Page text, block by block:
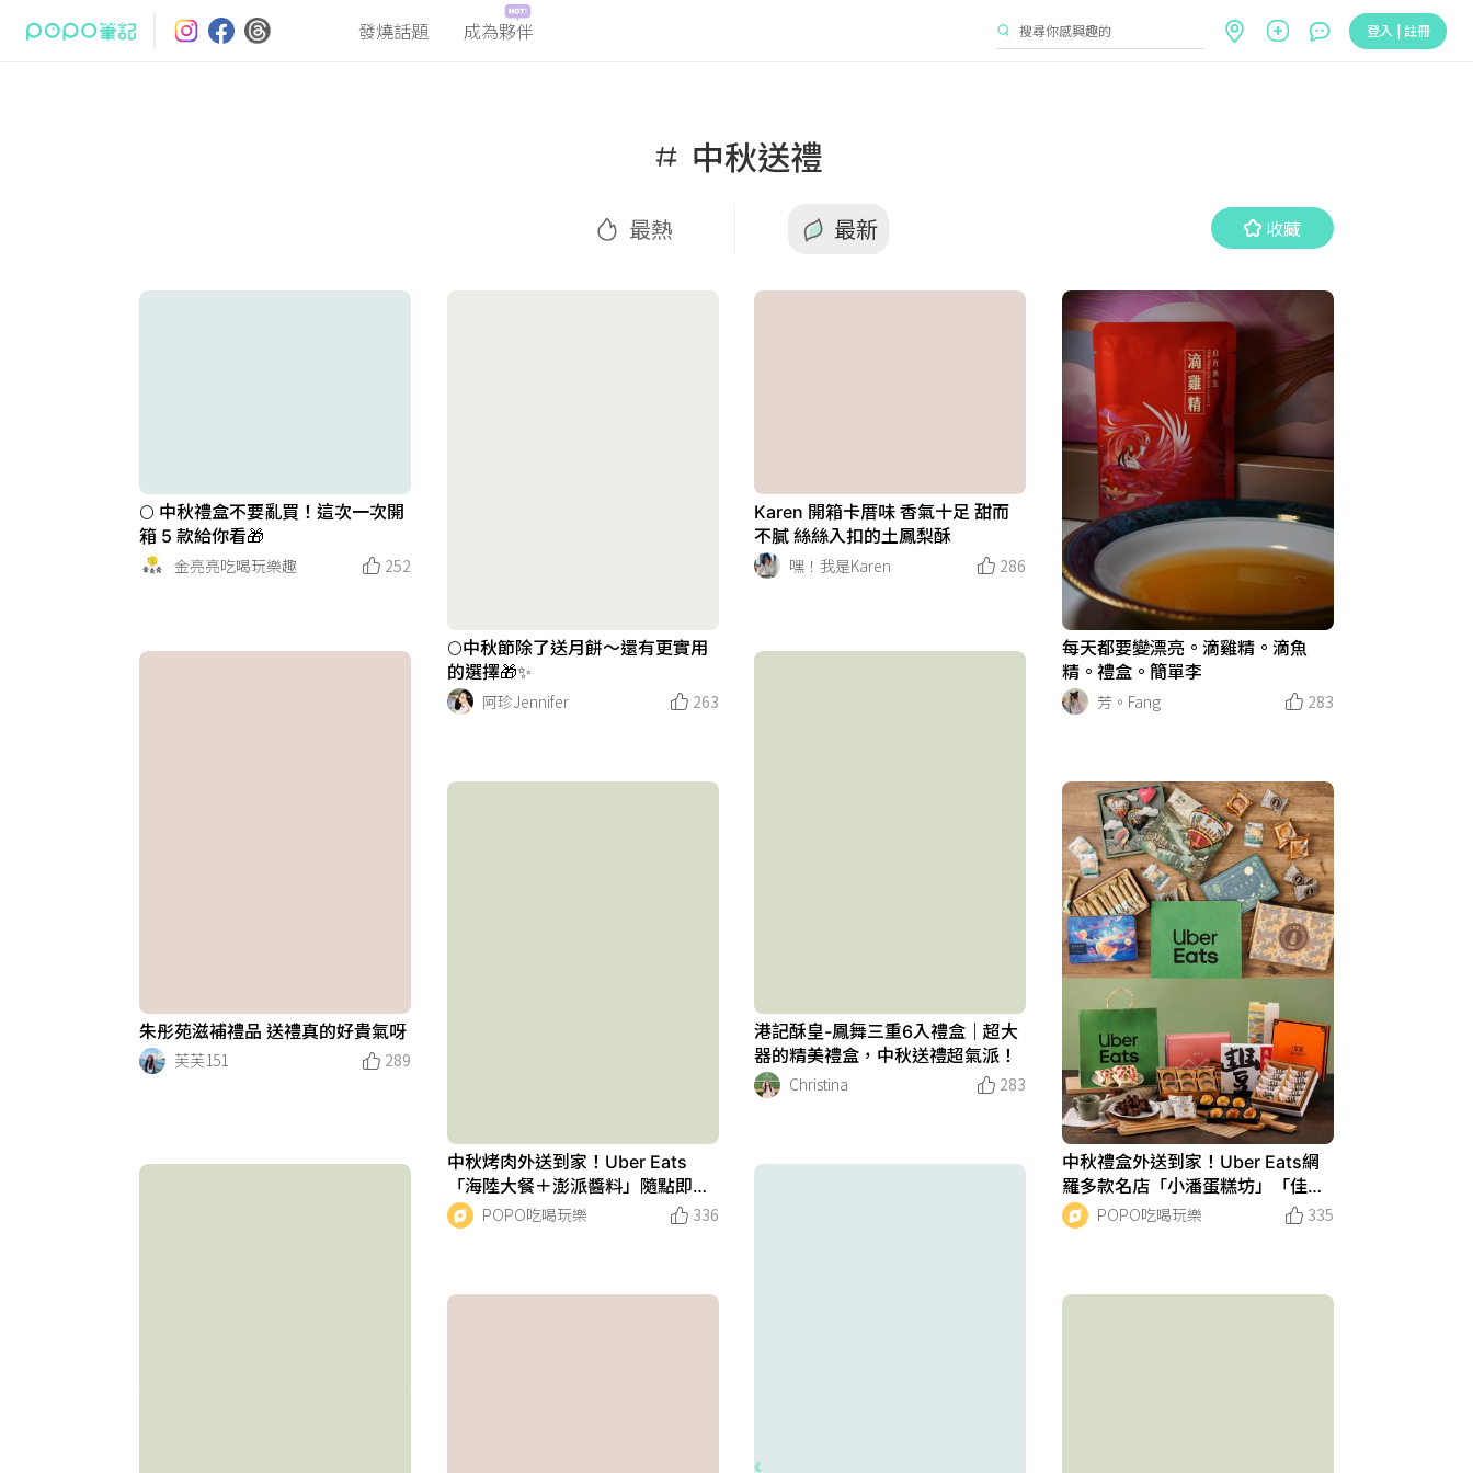
發燒話題 成為夥伴 登入 | 註冊
中秋送禮
最熱 最新 收藏
最熱 收藏
🌕 中秋禮盒不要亂買！這次一次開
箱 5 款給你看🎁
金亮亮吃喝玩樂趣
252
🌕中秋節除了送月餅～還有更實用
的選擇🎁✨
阿珍Jennifer
263
Karen 開箱卡厝味 香氣十足 甜而
不膩 絲絲入扣的土鳳梨酥
嘿！我是Karen
286
每天都要變漂亮。滴雞精。滴魚
精。禮盒。簡單李
芳。Fang
283
朱彤苑滋補禮品 送禮真的好貴氣呀
芙芙151
289
港記酥皇-鳳舞三重6入禮盒｜超大
器的精美禮盒，中秋送禮超氣派！
Christina
283
中秋烤肉外送到家！Uber Eats
「海陸大餐＋澎派醬料」隨點即
送，千樣食材優惠在這裡
POPO吃喝玩樂 336
中秋禮盒外送到家！Uber Eats網
羅多款名店「小潘蛋糕坊」「佳德
鳳梨酥」...優惠序號最高折500
POPO吃喝玩樂 335